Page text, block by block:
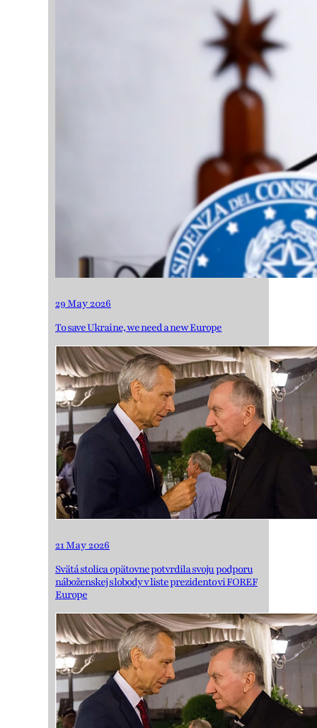
29 May 2026
To save Ukraine, we need a new Europe
21 May 2026
Svätá stolica opätovne potvrdila svoju podporu
náboženskej slobody v liste prezidentovi FOREF
Europe